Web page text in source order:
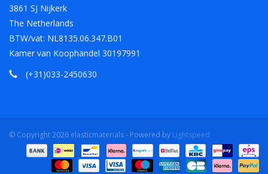
3861 SJ Nijkerk
The Netherlands
BTW/vat: NL8135.06.347.B01
Kamer van Koophandel 30197991
(+31)033-2450630
© Copyright 2026 elasticmaterials - Powered by Lightspeed